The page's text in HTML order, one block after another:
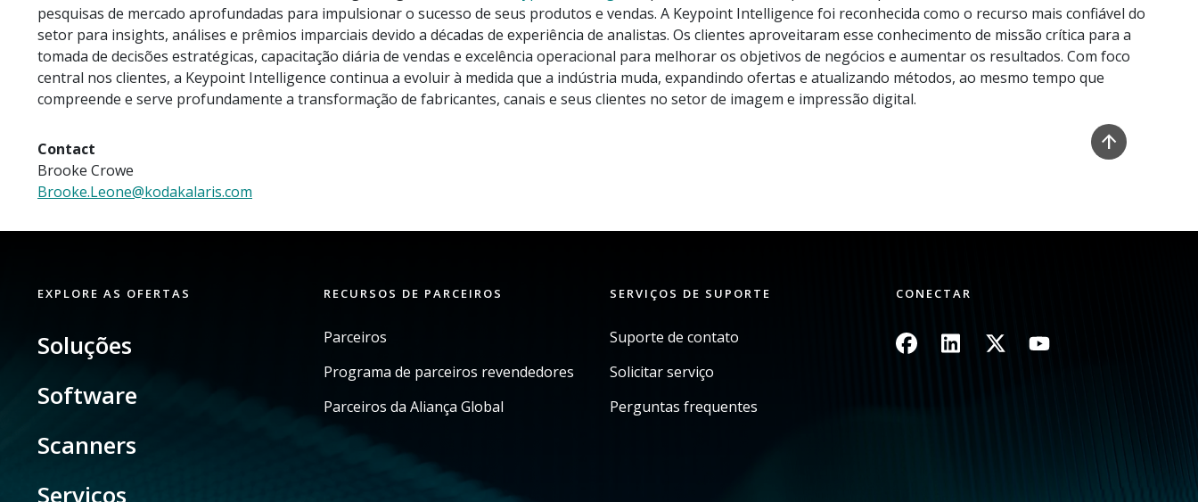
pesquisas de mercado aprofundadas para impulsionar o sucesso de seus produtos e vendas. A Keypoint Intelligence foi reconhecida como o recurso mais confiável do
setor para insights, análises e prêmios imparciais devido a décadas de experiência de analistas. Os clientes aproveitaram esse conhecimento de missão crítica para a
tomada de decisões estratégicas, capacitação diária de vendas e excelência operacional para melhorar os objetivos de negócios e aumentar os resultados. Com foco
central nos clientes, a Keypoint Intelligence continua a evoluir à medida que a indústria muda, expandindo ofertas e atualizando métodos, ao mesmo tempo que
compreende e serve profundamente a transformação de fabricantes, canais e seus clientes no setor de imagem e impressão digital.
Contact
Brooke Crowe
Brooke.Leone@kodakalaris.com
EXPLORE AS OFERTAS
Soluções
Software
Scanners
Serviços
RECURSOS DE PARCEIROS
Parceiros
Programa de parceiros revendedores
Parceiros da Aliança Global
SERVIÇOS DE SUPORTE
Suporte de contato
Solicitar serviço
Perguntas frequentes
CONECTAR
ImagemImagemImagemImagem